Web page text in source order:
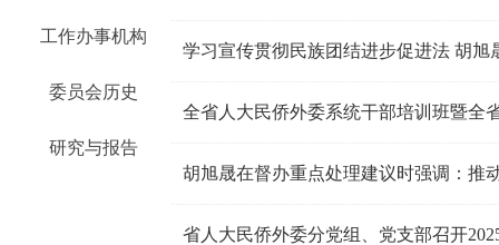
工作办事机构
委员会历史
研究与报告
学习宣传贯彻民族团结进步促进法 胡旭
省人大民侨外委分党组、党支部召开